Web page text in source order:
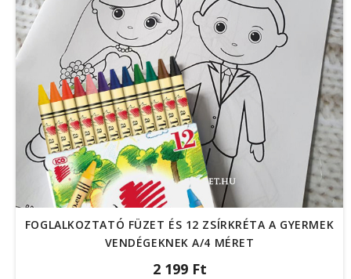
FOGLALKOZTATÓ FÜZET ÉS 12 ZSÍRKRÉTA A GYERMEK
VENDÉGEKNEK A/4 MÉRET
2 199 Ft